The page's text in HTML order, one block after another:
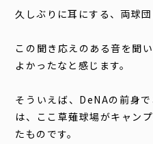
久しぶりに耳にする、両球
この聞き応えのある音を聞
よかったなと感じます。
そういえば、 DeNAの前身
は、ここ草薙球場がキャン
たものです。